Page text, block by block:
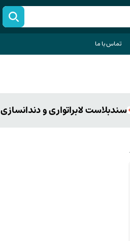
تماس با ما
سندبلاست لابراتواری و دندانسازی